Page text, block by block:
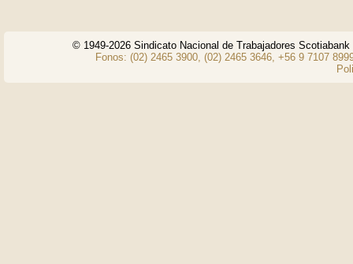
© 1949-2026 Sindicato Nacional de Trabajadores
Fonos: (02) 2465 3900, (02) 2465 3646, +56 9 7107